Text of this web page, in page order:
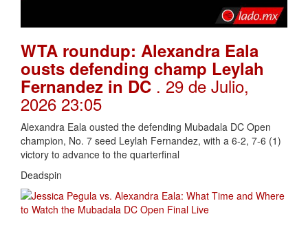
WTA roundup: Alexandra Eala
ousts defending champ Leylah
Fernandez in DC . 29 de Julio,
2026 23:05
Alexandra Eala ousted the defending Mubadala DC Open
champion, No. 7 seed Leylah Fernandez, with a 6-2, 7-6 (1)
victory to advance to the quarterfinal
Deadspin